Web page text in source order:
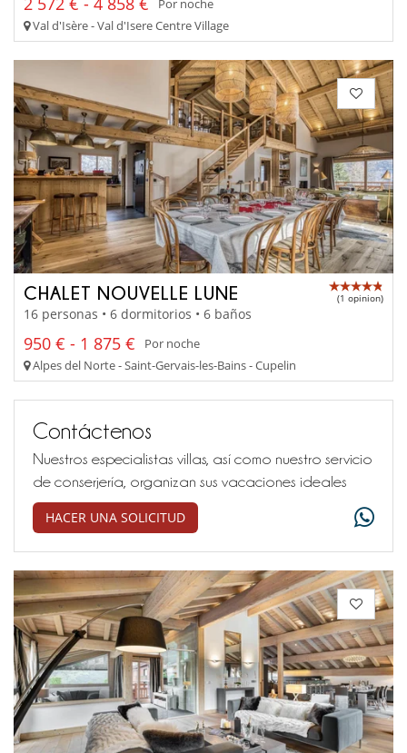
Por noche
Val d'Isère - Val d'Isere Centre Village
CHALET NOUVELLE LUNE (1 opinion)
16 personas • 6 dormitorios • 6 baños
950 € - 1 875 €
Por noche
Alpes del Norte - Saint-Gervais-les-Bains - Cupelin
Contáctenos
Nuestros especialistas villas, así como nuestro servicio
de conserjería, organizan sus vacaciones ideales
HACER UNA SOLICITUD